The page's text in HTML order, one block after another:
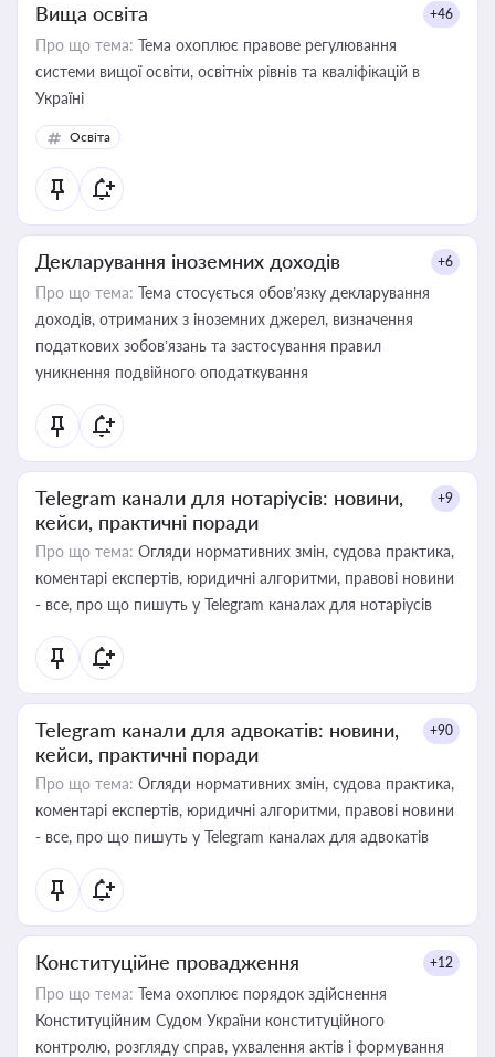
Вища освіта +46
Про що тема: Тема охоплює правове регулювання
системи вищої освіти, освітніх рівнів та кваліфікацій в
Україні
Освіта
Декларування іноземних доходів +6
Про що тема: Тема стосується обов’язку декларування
доходів, отриманих з іноземних джерел, визначення
податкових зобов’язань та застосування правил
уникнення подвійного оподаткування
Telegram канали для нотаріусів: новини,
кейси, практичні поради
+9
Про що тема: Огляди нормативних змін, судова практика,
коментарі експертів, юридичні алгоритми, правові новини
- все, про що пишуть у Telegram каналах для нотаріусів
Telegram канали для адвокатів: новини,
кейси, практичні поради
+90
Про що тема: Огляди нормативних змін, судова практика,
коментарі експертів, юридичні алгоритми, правові новини
- все, про що пишуть у Telegram каналах для адвокатів
Конституційне провадження +12
Про що тема: Тема охоплює порядок здійснення
Конституційним Судом України конституційного
контролю, розгляду справ, ухвалення актів і формування